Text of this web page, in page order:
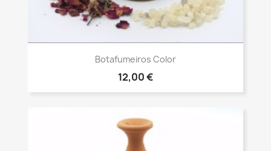
Vista rápida
Botafumeiros Color
12,00 €